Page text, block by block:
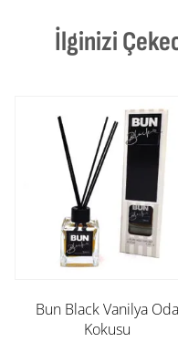
İlginizi
Bun Black Vanilya Oda
Kokusu